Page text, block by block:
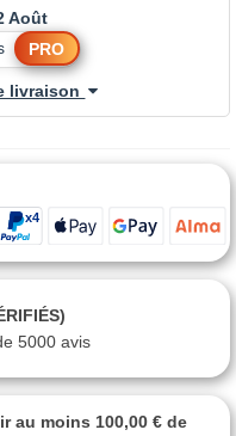
Août
PRO
livraison
5000 avis
au moins 100,00 € de